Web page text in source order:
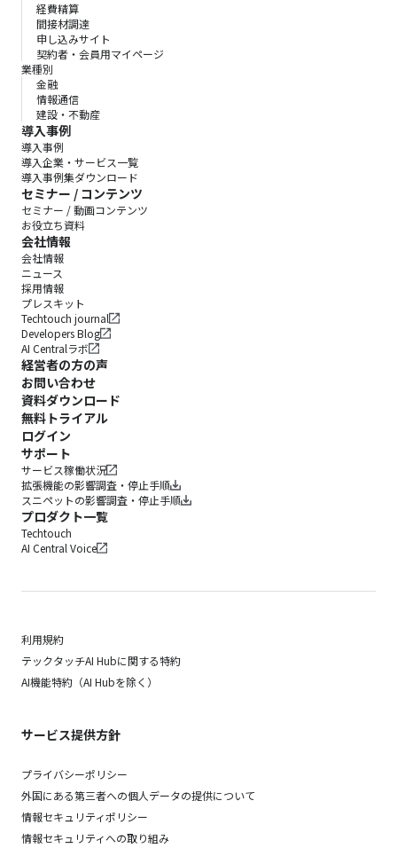
経費精算
間接材調達
申し込みサイト
契約者・会員用マイページ
業種別
金融
情報通信
建設・不動産
導入事例
導入事例
導入企業・サービス一覧
導入事例集ダウンロード
セミナー / コンテンツ
セミナー / 動画コンテンツ
お役立ち資料
会社情報
会社情報
ニュース
採用情報
プレスキット
Techtouch journal
Developers Blog
AI Centralラボ
経営者の方の声
お問い合わせ
資料ダウンロード
無料トライアル
ログイン
サポート
サービス稼働状況
拡張機能の影響調査・停止手順
スニペットの影響調査・停止手順
プロダクト一覧
Techtouch
AI Central Voice
利用規約
テックタッチAI Hubに関する特約
AI機能特約（AI Hubを除く）
サービス提供方針
プライバシーポリシー
外国にある第三者への個人データの提供について
情報セキュリティポリシー
情報セキュリティへの取り組み